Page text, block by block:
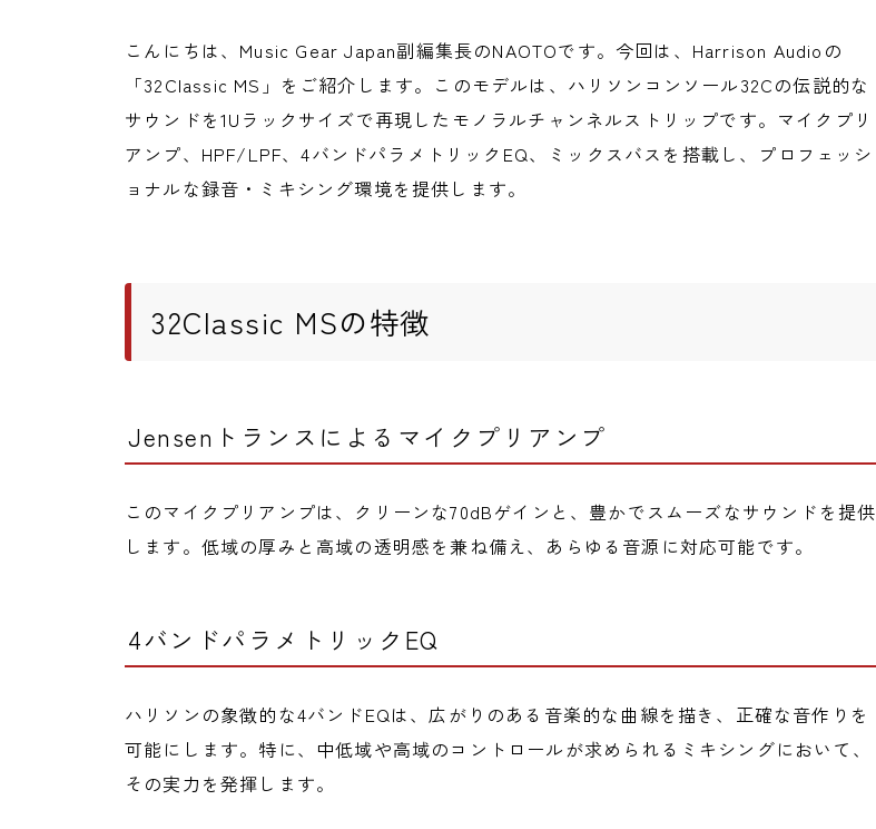
こんにちは、Music Gear Japan副編集長のNAOTOです。今回は、Harrison Audioの
「32Classic MS」をご紹介します。このモデルは、ハリソンコンソール32Cの伝説的な
サウンドを1Uラックサイズで再現したモノラルチャンネルストリップです。マイクプリ
アンプ、HPF/LPF、4バンドパラメトリックEQ、ミックスバスを搭載し、プロフェッシ
ョナルな録音・ミキシング環境を提供します。
32Classic MSの特徴
Jensenトランスによるマイクプリアンプ
このマイクプリアンプは、クリーンな70dBゲインと、豊かでスムーズなサウンドを提供
します。低域の厚みと高域の透明感を兼ね備え、あらゆる音源に対応可能です。
4バンドパラメトリックEQ
ハリソンの象徴的な4バンドEQは、広がりのある音楽的な曲線を描き、正確な音作りを
可能にします。特に、中低域や高域のコントロールが求められるミキシングにおいて、
その実力を発揮します。